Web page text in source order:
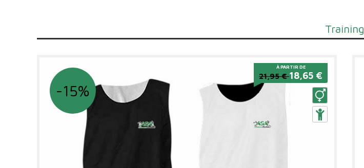
Training
À PARTIR DE
21,95 €18,65 €
-15%